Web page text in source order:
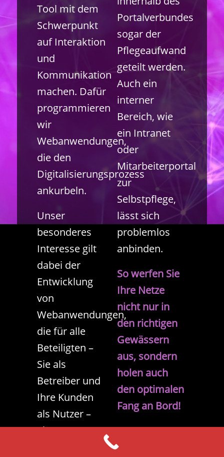
Tool mit dem
Schwerpunkt
auf Interaktion
und
Kommunikation
machen. Dafür
programmieren
wir
Webanwendungen,
die den
Digitalisierungsprozess
ankurbeln.
Unser
besonderes
Interesse gilt
dabei der
Entwicklung
von
Webanwendungen,
die für alle
Beteiligten –
Sie als
Betreiber und
Ihre Kunden
als Nutzer –
einen
Portalverbundes
sogar der
Pflegeaufwand
geteilt werden.
Auch ein
interner
Bereich, wie
ein Intranet
oder
Mitarbeiterportal
zur
Selbstpflege,
lässt sich
problemlos
anbinden.
So werfen Sie
Ihre Netze
nicht nur in
den richtigen
Gewässern
aus, sondern
holen auch
den optimalen
Fang an Bord!